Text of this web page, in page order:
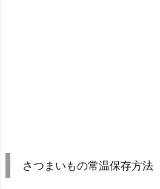
さつまいもの常温保存方法